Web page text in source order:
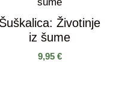
Šuškalica: Životinje
iz šume
9,95 €